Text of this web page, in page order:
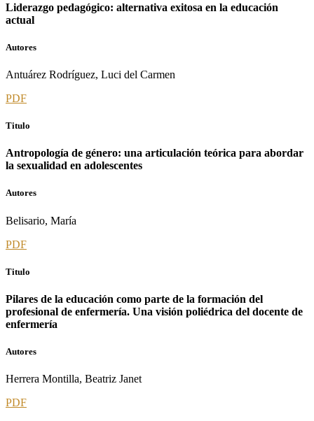
Liderazgo pedagógico: alternativa exitosa en la educación
actual
Autores
Antuárez Rodríguez, Luci del Carmen
PDF
Titulo
Antropología de género: una articulación teórica para abordar
la sexualidad en adolescentes
Autores
Belisario, María
PDF
Titulo
Pilares de la educación como parte de la formación del
profesional de enfermería. Una visión poliédrica del docente de
enfermería
Autores
Herrera Montilla, Beatriz Janet
PDF